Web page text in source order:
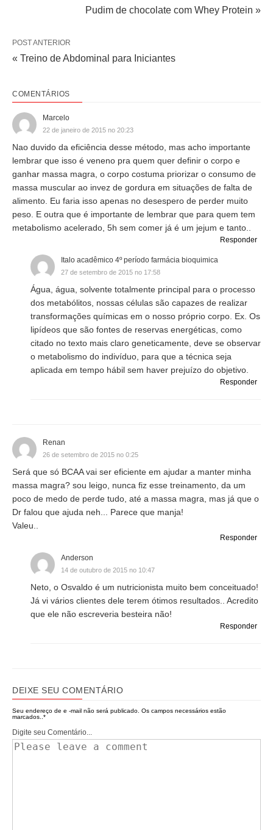
Pudim de chocolate com Whey Protein »
POST ANTERIOR
« Treino de Abdominal para Iniciantes
COMENTÁRIOS
Marcelo
22 de janeiro de 2015 no 20:23
Nao duvido da eficiência desse método, mas acho importante
lembrar que isso é veneno pra quem quer definir o corpo e
ganhar massa magra, o corpo costuma priorizar o consumo de
massa muscular ao invez de gordura em situações de falta de
alimento. Eu faria isso apenas no desespero de perder muito
peso. E outra que é importante de lembrar que para quem tem
metabolismo acelerado, 5h sem comer já é um jejum e tanto..
Responder
Italo acadêmico 4º período farmácia bioquimica
27 de setembro de 2015 no 17:58
Água, água, solvente totalmente principal para o processo
dos metabólitos, nossas células são capazes de realizar
transformações químicas em o nosso próprio corpo. Ex. Os
lipídeos que são fontes de reservas energéticas, como
citado no texto mais claro geneticamente, deve se observar
o metabolismo do indivíduo, para que a técnica seja
aplicada em tempo hábil sem haver prejuízo do objetivo.
Responder
Renan
26 de setembro de 2015 no 0:25
Será que só BCAA vai ser eficiente em ajudar a manter minha
massa magra? sou leigo, nunca fiz esse treinamento, da um
poco de medo de perde tudo, até a massa magra, mas já que o
Dr falou que ajuda neh... Parece que manja!
Valeu..
Responder
Anderson
14 de outubro de 2015 no 10:47
Neto, o Osvaldo é um nutricionista muito bem conceituado!
Já vi vários clientes dele terem ótimos resultados.. Acredito
que ele não escreveria besteira não!
Responder
DEIXE SEU COMENTÁRIO
Seu endereço de e -mail não será publicado. Os campos necessários estão
marcados.. *
Digite seu Comentário...